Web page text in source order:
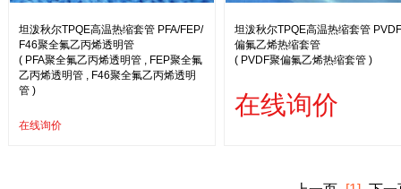
坦泼秋尔TPQE高温热缩套管 PFA/FEP/
F46聚全氟乙丙烯透明管
( PFA聚全氟乙丙烯透明管 , FEP聚全氟
乙丙烯透明管 , F46聚全氟乙丙烯透明
管 )
在线询价
坦泼秋尔TPQE高温热缩套管
偏氟乙烯热缩套管
( PVDF聚偏氟乙烯热缩套管 )
在线询价